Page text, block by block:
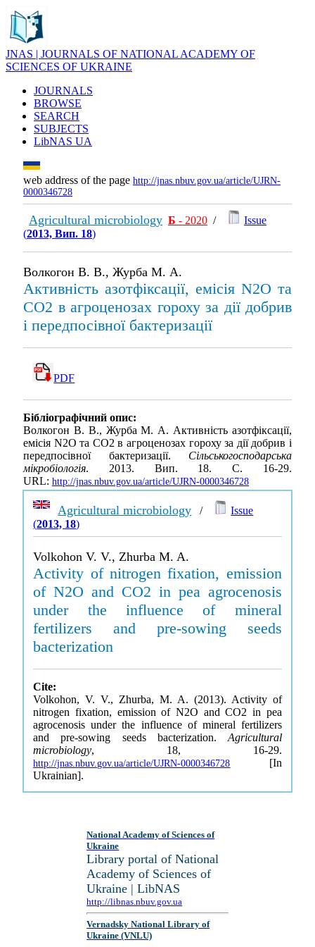
JNAS | JOURNALS OF NATIONAL ACADEMY OF
SCIENCES OF UKRAINE
JOURNALS
BROWSE
SEARCH
SUBJECTS
LibNAS UA
web address of the page http://jnas.nbuv.gov.ua/article/UJRN-
0000346728
Agricultural microbiology Б - 2020 /
Issue
(2013, Вип. 18)
Волкогон В. В., Журба М. А.
Активність азотфіксації, емісія N2O та
CO2 в агроценозах гороху за дії добрив
і передпосівної бактеризації
PDF
Бібліографічний опис:
Волкогон В. В., Журба М. А. Активність азотфіксації,
емісія N2O та CO2 в агроценозах гороху за дії добрив і
передпосівної бактеризації. Сільськогосподарська
мікробіологія. 2013. Вип. 18. С. 16-29.
URL: http://jnas.nbuv.gov.ua/article/UJRN-0000346728
Agricultural microbiology /
Issue
(2013, 18)
Volkohon V. V., Zhurba M. A.
Activity of nitrogen fixation, emission
of N2O and CO2 in pea agrocenosis
under the influence of mineral
fertilizers and pre-sowing seeds
bacterization
Cite:
Volkohon, V. V., Zhurba, M. A. (2013). Activity of
nitrogen fixation, emission of N2O and CO2 in pea
agrocenosis under the influence of mineral fertilizers
and pre-sowing seeds bacterization. Agricultural
microbiology, 18, 16-29.
http://jnas.nbuv.gov.ua/article/UJRN-0000346728 [In
Ukrainian].
National Academy of Sciences of
Ukraine
Library portal of National
Academy of Sciences of
Ukraine | LibNAS
http://libnas.nbuv.gov.ua
Vernadsky National Library of
Ukraine (VNLU)